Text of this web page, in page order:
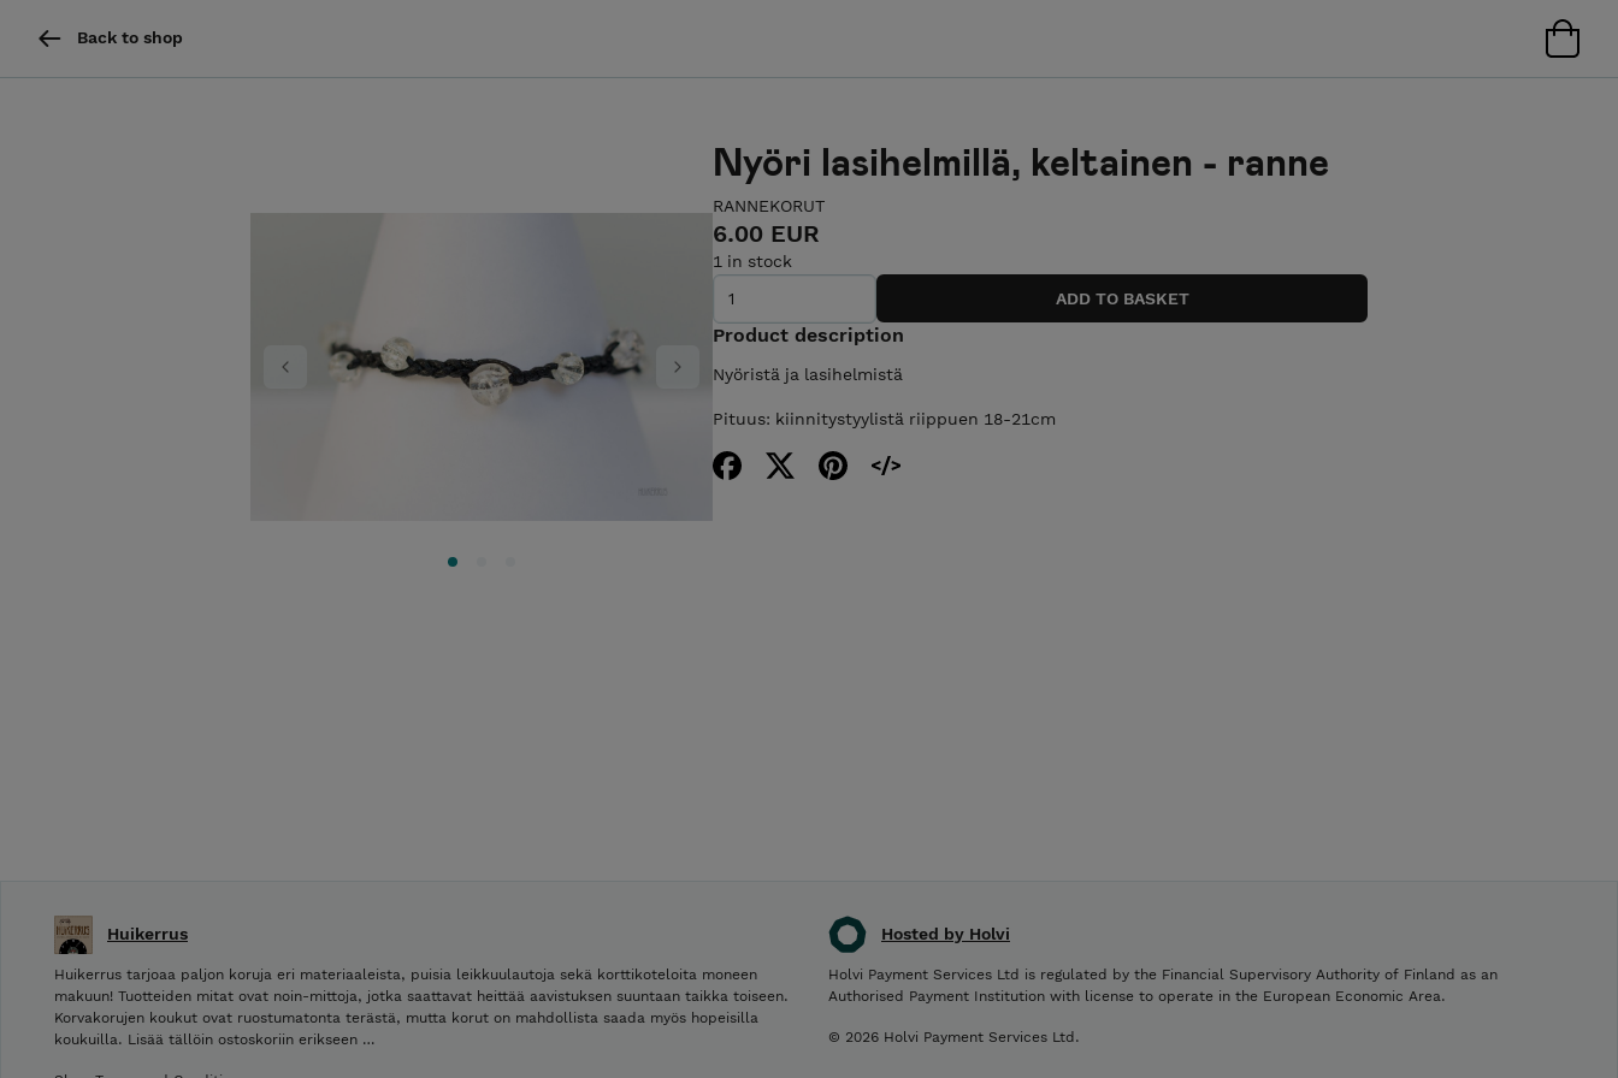
Back to shop
Previous Next
Nyöri lasihelmillä, keltainen - ranne
RANNEKORUT
6.00 EUR
1 in stock
Product description
Nyöristä ja lasihelmistä
Pituus: kiinnitystyylistä riippuen 18-21cm
Hosted by Holvi
Holvi Payment Services Ltd is regulated by the Financial Supervisory Authority of Finland as an
Authorised Payment Institution with license to operate in the European Economic Area.
© 2026 Holvi Payment Services Ltd.
Huikerrus
Huikerrus tarjoaa paljon koruja eri materiaaleista, puisia leikkuulautoja sekä korttikoteloita moneen
makuun! Tuotteiden mitat ovat noin-mittoja, jotka saattavat heittää aavistuksen suuntaan taikka toiseen.
Korvakorujen koukut ovat ruostumatonta terästä, mutta korut on mahdollista saada myös hopeisilla
koukuilla. Lisää tällöin ostoskoriin erikseen …